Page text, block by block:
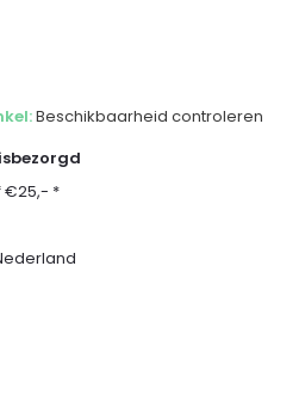
Beschikbaarheid controleren
€25,- *